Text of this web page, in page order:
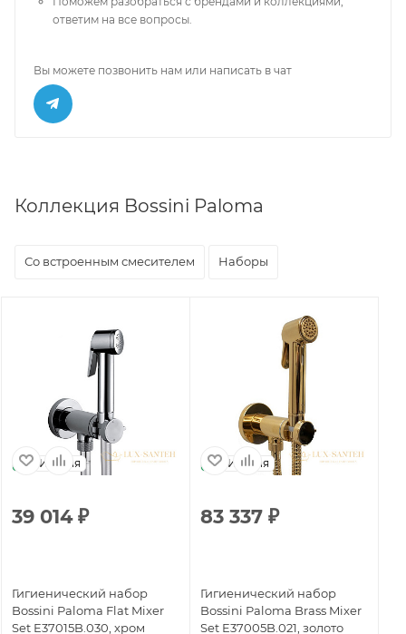
ответим на все вопросы.
Вы можете позвонить нам или написать в чат
Коллекция Bossini Paloma
Со встроенным смесителем Наборы
Италия
39 014₽
Гигиенический набор
Bossini Paloma Flat Mixer
Set E37015B.030, хром
Италия
83 337 ₽
Гигиенический набор
Bossini Paloma Brass Mixer
Set E37005B.021, золото